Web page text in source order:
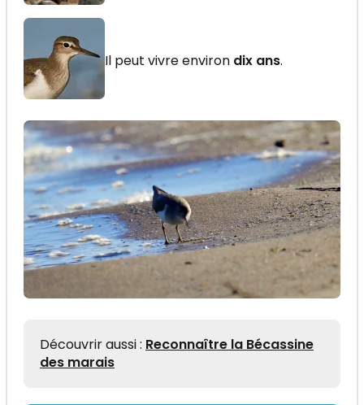
Il peut vivre environ dix ans.
Découvrir aussi : Reconnaître la Bécassine
des marais